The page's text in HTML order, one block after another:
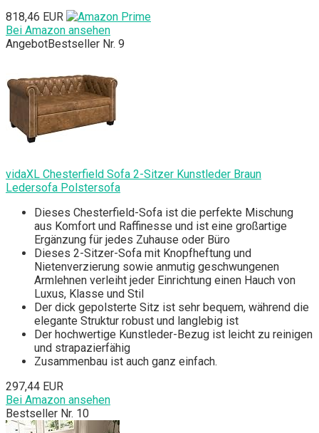
818,46 EUR
Bei Amazon ansehen
AngebotBestseller Nr. 9
vidaXL Chesterfield Sofa 2-Sitzer Kunstleder Braun
Ledersofa Polstersofa
Dieses Chesterfield-Sofa ist die perfekte Mischung
aus Komfort und Raffinesse und ist eine großartige
Ergänzung für jedes Zuhause oder Büro
Dieses 2-Sitzer-Sofa mit Knopfheftung und
Nietenverzierung sowie anmutig geschwungenen
Armlehnen verleiht jeder Einrichtung einen Hauch von
Luxus, Klasse und Stil
Der dick gepolsterte Sitz ist sehr bequem, während die
elegante Struktur robust und langlebig ist
Der hochwertige Kunstleder-Bezug ist leicht zu reinigen
und strapazierfähig
Zusammenbau ist auch ganz einfach.
297,44 EUR
Bei Amazon ansehen
Bestseller Nr. 10